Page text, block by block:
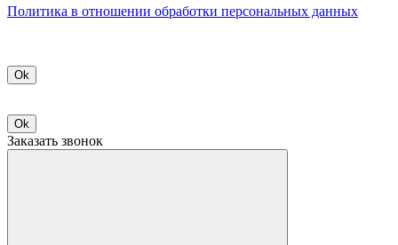
Политикa в отношении обработки персональных данных
Ok
Ok
Заказать звонок